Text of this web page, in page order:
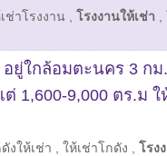
ช่าโรงงาน โรงงานให้เช่า
อยู่ใกล้อมตะนคร 3 กม
1,600-9,000 ตร.ม ใ
งให้เช่า ให้เช่าโกดัง
โรง